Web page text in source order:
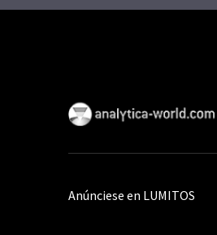
Anúnciese en LUMITOS